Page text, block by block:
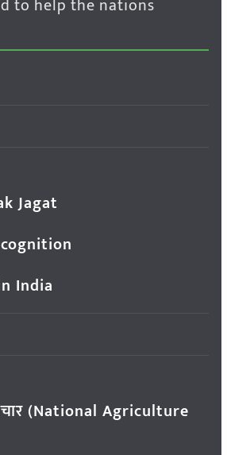
to help the nations
Jagat
India
(National Agriculture